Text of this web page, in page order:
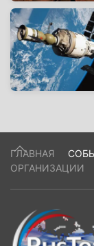
ГЛАВНАЯ
ОРГАНИЗАЦИИ